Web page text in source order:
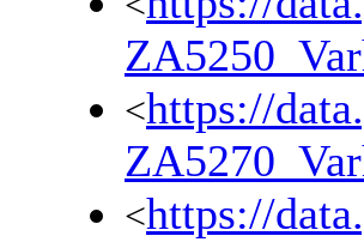
<https://
<https://